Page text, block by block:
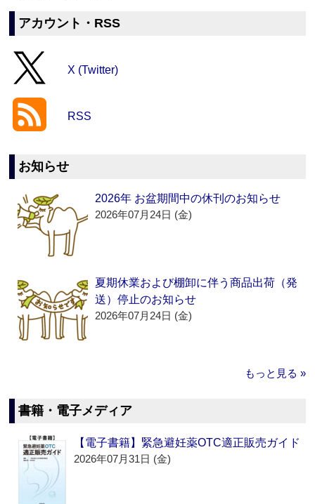
アカウント・RSS
X (Twitter)
RSS
お知らせ
2026年 お盆期間中の休刊のお知らせ
2026年07月24日 (金)
夏期休業および棚卸に伴う商品出荷（発
送）停止のお知らせ
2026年07月24日 (金)
もっと見る »
書籍・電子メディア
【電子書籍】緊急避妊薬OTC適正販売ガイド
2026年07月31日 (金)